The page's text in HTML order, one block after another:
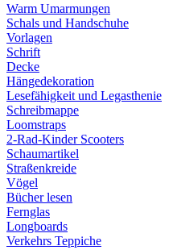
Warm Umarmungen
Schals und Handschuhe
Vorlagen
Schrift
Decke
Hängedekoration
Lesefähigkeit und Legasthenie
Schreibmappe
Loomstraps
2-Rad-Kinder Scooters
Schaumartikel
Straßenkreide
Vögel
Bücher lesen
Fernglas
Longboards
Verkehrs Teppiche